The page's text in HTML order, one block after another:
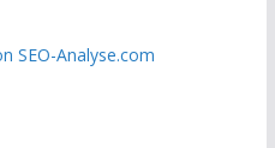
SEO-Analyse.com